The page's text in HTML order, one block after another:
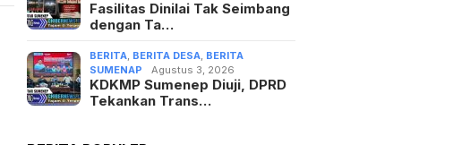
Fasilitas Dinilai Tak Seimbang
dengan Ta…
BERITA BERITA DESA BERITA
SUMENAP
Agustus 3, 2026
KDKMP Sumenep Diuji, DPRD
Tekankan Trans…